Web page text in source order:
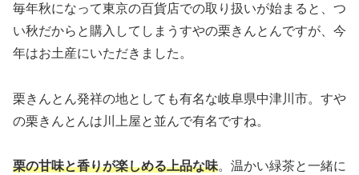
毎年秋になって東京の百貨店での取り扱いが始まると、つ
い秋だからと購入してしまうすやの栗きんとんですが、今
年はお土産にいただきました。
栗きんとん発祥の地としても有名な岐阜県中津川市。すや
の栗きんとんは川上屋と並んで有名ですね。
栗の甘味と香りが楽しめる上品な味。温かい緑茶と一緒に